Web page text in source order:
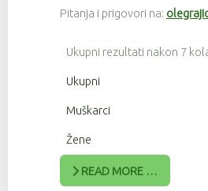
Pitanja i prigovori na:
Ukupni rezultati nakon 7
Ukupni
Muškarci
Žene
READ MORE …